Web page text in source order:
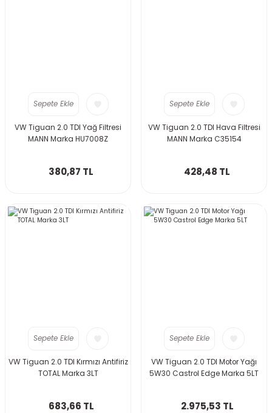
Sepete Ekle
VW Tiguan 2.0 TDI Yağ Filtresi
MANN Marka HU7008Z
380,87 TL
Sepete Ekle
VW Tiguan 2.0 TDI Hava Filtresi
MANN Marka C35154
428,48 TL
Sepete Ekle
VW Tiguan 2.0 TDI Kırmızı Antifiriz
TOTAL Marka 3LT
683,66 TL
Sepete Ekle
VW Tiguan 2.0 TDI Motor Yağı
5W30 Castrol Edge Marka 5LT
2.975,53 TL